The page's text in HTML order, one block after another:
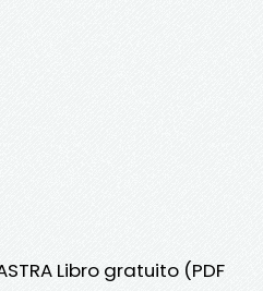
Libro gratuito (PDF